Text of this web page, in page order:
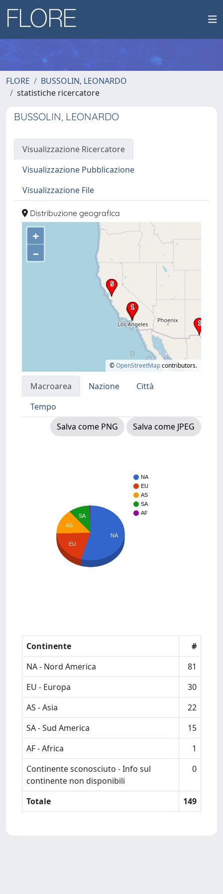
FLORE
BUSSOLIN, LEONARDO
statistiche ricercatore
BUSSOLIN, LEONARDO
Visualizzazione Ricercatore
Visualizzazione Pubblicazione
Visualizzazione File
Distribuzione geografica
+
–
©OpenStreetMapcontributors.
Macroarea Nazione
Città
Tempo
Salva come PNG
Salva come JPEG
NA
EU
AS
SA
AF
SA
AS
EU
NA
Continente
#
NA - Nord America
81
EU - Europa
30
AS - Asia
22
SA - Sud America
15
AF - Africa
1
Continente sconosciuto - Info sul
continente non disponibili
0
Totale 149